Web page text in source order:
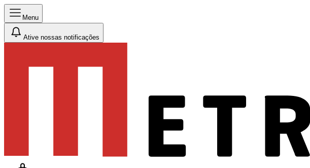
Menu
Ative nossas notificações